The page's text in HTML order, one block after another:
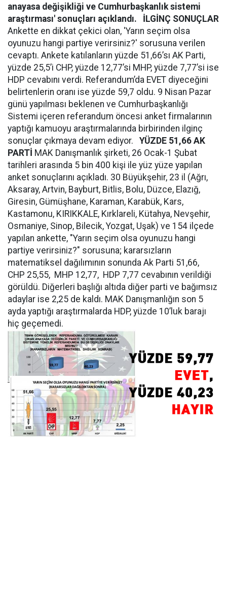
anayasa değişikliği ve Cumhurbaşkanlık sistemi
araştırması' sonuçları açıklandı.
İLGİNÇ SONUÇLAR
Ankette en dikkat çekici olan, 'Yarın seçim olsa
oyunuzu hangi partiye verirsiniz?' sorusuna verilen
cevaptı. Ankete katılanların yüzde 51,66’sı AK Parti,
yüzde 25,5’i CHP, yüzde 12,77’si MHP, yüzde 7,77’si ise
HDP cevabını verdi. Referandum’da EVET diyeceğini
belirtenlerin oranı ise yüzde 59,7 oldu. 9 Nisan Pazar
günü yapılması beklenen ve Cumhurbaşkanlığı
Sistemi içeren referandum öncesi anket firmalarının
yaptığı kamuoyu araştırmalarında birbirinden ilginç
sonuçlar çıkmaya devam ediyor. YÜZDE 51,66 AK
PARTİ MAK Danışmanlık şirketi, 26 Ocak-1 Şubat
tarihleri arasında 5 bin 400 kişi ile yüz yüze yapılan
anket sonuçlarını açıkladı. 30 Büyükşehir, 23 il (Ağrı,
Aksaray, Artvin, Bayburt, Bitlis, Bolu, Düzce, Elazığ,
Giresin, Gümüşhane, Karaman, Karabük, Kars,
Kastamonu, KIRIKKALE, Kırklareli, Kütahya, Nevşehir,
Osmaniye, Sinop, Bilecik, Yozgat, Uşak) ve 154 ilçede
yapılan ankette, "Yarın seçim olsa oyunuzu hangi
partiye verirsiniz?" sorusuna; kararsızların
matematiksel dağılımının sonunda Ak Parti 51,66,
CHP 25,55, MHP 12,77, HDP 7,77 cevabının verildiği
görüldü. Diğerleri başlığı altıda diğer parti ve bağımsız
adaylar ise 2,25 de kaldı. MAK Danışmanlığın son 5
ayda yaptığı araştırmalarda HDP, yüzde 10’luk barajı
hiç geçemedi.